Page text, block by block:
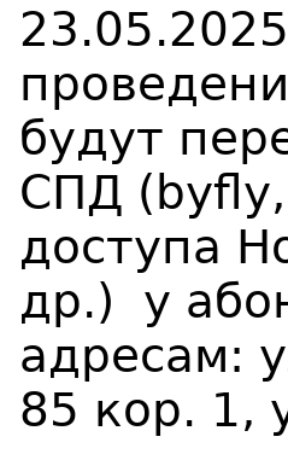
будут
СПД ( byfly
доступа
др.) у
адресам:
85 кор. 1,